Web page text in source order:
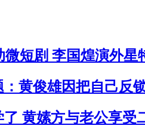
短剧 李国煌演外星
黄俊雄因把自己反
黄嫊方与老公享受